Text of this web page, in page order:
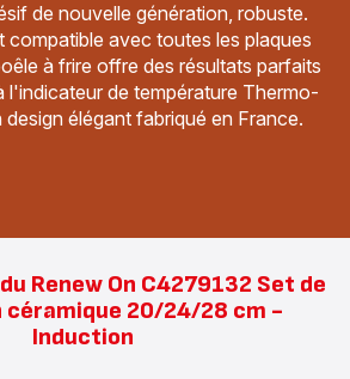
de nouvelle génération, robuste.
compatible avec toutes les plaques
à frire offre des résultats parfaits
l'indicateur de température Thermo-
élégant fabriqué en France.
Renew On C4279132 Set de
céramique 20/24/28 cm -
Induction